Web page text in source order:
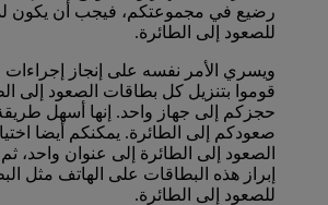
رضيع في مجموعتكم، فيجب أن يكون
للصعود إلى الطائرة.
ويسري الأمر نفسه على إنجاز إجراءات
قوموا بتنزيل كل بطاقات الصعود إلى
حجزكم إلى جهاز واحد. إنها أسهل
صعودكم إلى الطائرة. يمكنكم أيضا
الصعود إلى الطائرة إلى عنوان واحد،
إبراز هذه البطاقات على الهاتف مثل
للصعود إلى الطائرة.